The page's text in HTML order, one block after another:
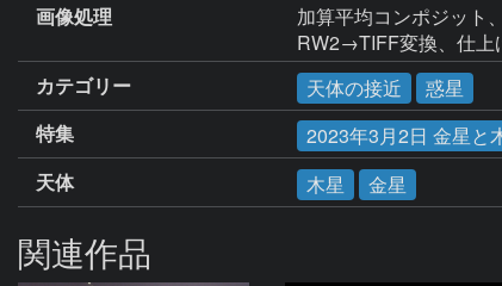
画像処理
加算平均コンポジット
RW2→TIFF変換、仕上
カテゴリー
天体の接近
惑星
特集
2023年3月2日 金星と
天体
木星 金星
関連作品